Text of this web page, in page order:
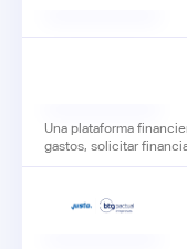
Una plataforma
gastos, solicitar